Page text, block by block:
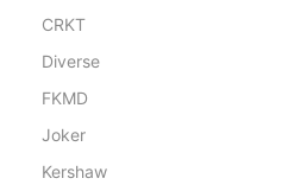
CRKT
Diverse
FKMD
Joker
Kershaw